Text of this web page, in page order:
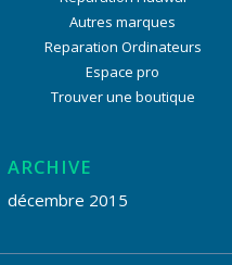
Autres marques
Reparation Ordinateurs
Espace pro
Trouver une boutique
ARCHIVE
décembre 2015